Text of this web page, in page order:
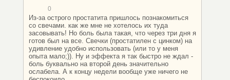
0
Из-за острого простатита пришлось познакомиться
со свечами. как же мне не хотелось их туда
засовывать! Но боль была такая, что через три дня я
готов был на все. Свечки (простатилен с цинком) на
удивление удобно использовать (или то у меня
опыта мало;)). Ну и эффекта я так быстро не ждал -
боль буквально на второй день значительно
ослабела. А к концу недели вообще уже ничего не